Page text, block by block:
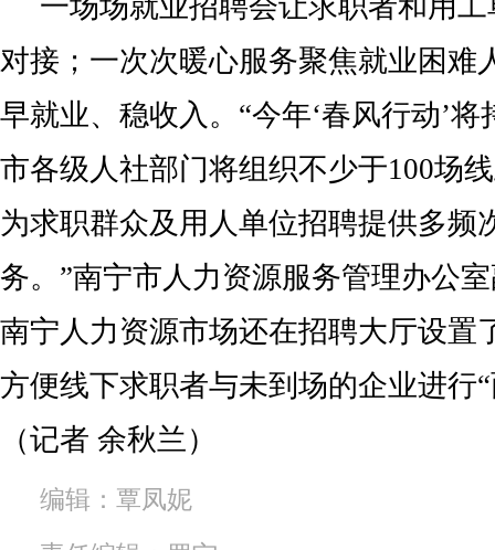
一场场就业招聘会让求职者和用
对接；一次次暖心服务聚焦就业困难
早就业、稳收入。“今年‘春风行动’
市各级人社部门将组织不少于100场
为求职群众及用人单位招聘提供多频
务。”南宁市人力资源服务管理办公
南宁人力资源市场还在招聘大厅设置
方便线下求职者与未到场的企业进行
（记者 余秋兰）
编辑：覃凤妮